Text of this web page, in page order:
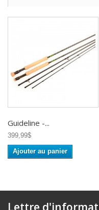
Guideline -...
399,99$
Ajouter au panier
Lettre